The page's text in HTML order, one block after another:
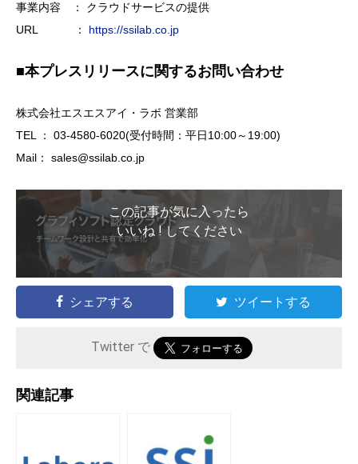
事業内容 ： クラウドサービスの提供
URL ： https://ssilab.co.jp
■本プレスリリースに関するお問い合わせ
株式会社エスエスアイ・ラボ 営業部
TEL ： 03-4580-6020(受付時間：平日10:00～19:00)
Mail： sales@ssilab.co.jp
この記事が気に入ったら
いいね ! してください
シェアする ツイートする
Twitter で
関連記事